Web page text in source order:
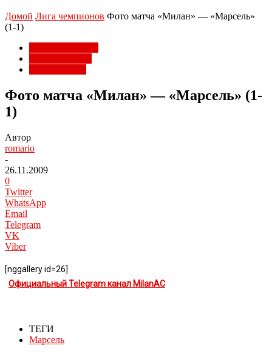
Домой Лига чемпионов Фото матча «Милан» — «Марсель»
(1-1)
Фото матча «Милан» — «Марсель» (1-
1)
Автор
romario
-
26.11.2009
0
Twitter
WhatsApp
Email
Telegram
VK
Viber
[nggallery id=26]
Официальный Telegram канал MilanAC
ТЕГИ
Марсель